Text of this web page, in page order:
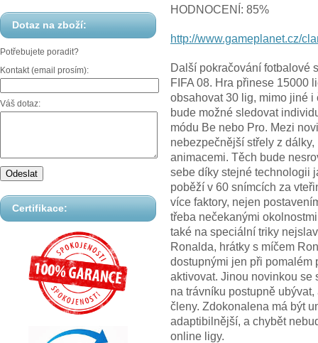
Dotaz na zboží:
Potřebujete poradit?
Kontakt (email prosím):
Váš dotaz:
Certifikace:
HODNOCENÍ: 85%
http://www.gameplanet.cz/
Další pokračování fotbalové
FIFA 08. Hra přinese 15000
obsahovat 30 lig, mimo jiné i
bude možné sledovat
módu Be nebo Pro. Mezi
nebezpečnější střely z
animacemi. Těch bude
sebe díky stejné technologii
poběží v 60 snímcích za
více faktory, nejen
třeba nečekanými
také na speciální triky
Ronalda, hrátky s míčem
dostupnými jen při pomalém
aktivovat. Jinou novinkou se
na trávníku postupně
členy. Zdokonalena má být
adaptibilnější, a chybět
online ligy.